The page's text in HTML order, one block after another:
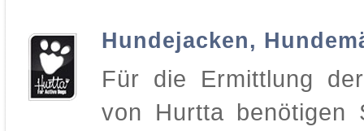
Hundejacken,
Für die Ermittlung
von Hurtta benötigen